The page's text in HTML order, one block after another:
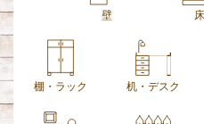
壁 床
棚・ラック 机・デスク